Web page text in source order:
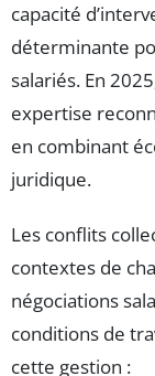
capacité
déterminante
salariés. En
expertise
en combinant
juridique.
Les conflits
contextes de
négociations
conditions de
cette gestion :